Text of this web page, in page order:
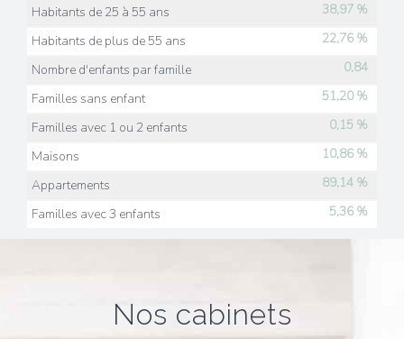
Habitants de 25 à 55 ans
38,97 %
Habitants de plus de 55 ans
22,76 %
Nombre d'enfants par famille
0,84
Familles sans enfant
51,20 %
Familles avec 1 ou 2 enfants
0,15 %
Maisons
10,86 %
Appartements
89,14 %
Familles avec 3 enfants
5,36 %
nos cabinets